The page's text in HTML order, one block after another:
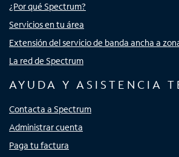
¿Por qué Spectrum?
Servicios en tu área
Extensión del servicio de banda ancha a
La red de Spectrum
AYUDA Y ASISTENCIA
Contacta a Spectrum
Administrar cuenta
Paga tu factura